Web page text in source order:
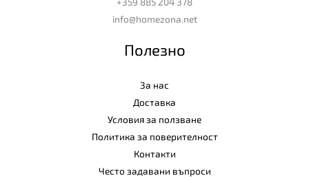
info@homezona.net
Полезно
За нас
Доставка
Условия за ползване
Политика за поверителност
Контакти
Често задавани въпроси